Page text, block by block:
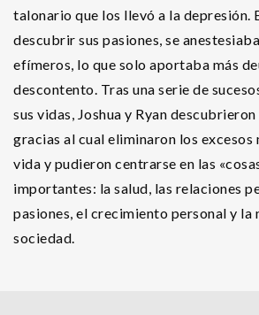
talonario que los llevó a la depresión.
descubrir sus pasiones, se
efímeros, lo que solo aportaba más
descontento. Tras una serie de
sus vidas, Joshua y Ryan
gracias al cual eliminaron los excesos
vida y pudieron centrarse en las
importantes: la salud, las relaciones
pasiones, el crecimiento personal y la
sociedad.